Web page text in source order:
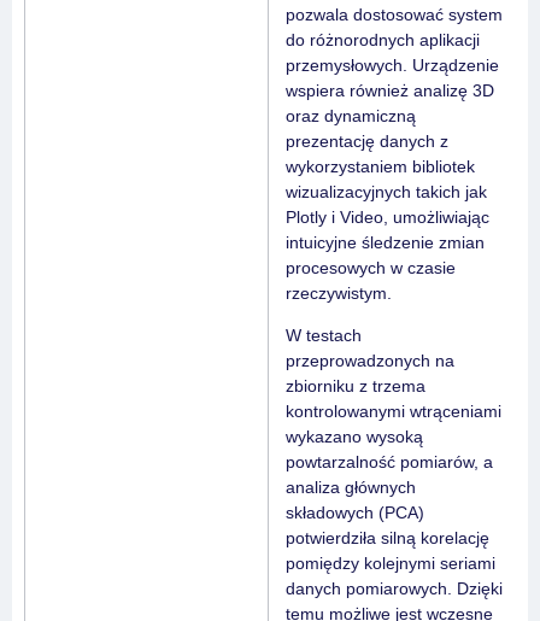
pozwala dostosować system
do różnorodnych aplikacji
przemysłowych. Urządzenie
wspiera również analizę 3D
oraz dynamiczną
prezentację danych z
wykorzystaniem bibliotek
wizualizacyjnych takich jak
Plotly i Video, umożliwiając
intuicyjne śledzenie zmian
procesowych w czasie
rzeczywistym.
W testach
przeprowadzonych na
zbiorniku z trzema
kontrolowanymi wtrąceniami
wykazano wysoką
powtarzalność pomiarów, a
analiza głównych
składowych (PCA)
potwierdziła silną korelację
pomiędzy kolejnymi seriami
danych pomiarowych. Dzięki
temu możliwe jest wczesne